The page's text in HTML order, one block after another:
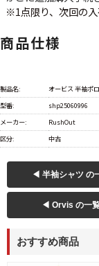
※1点限り、次回の
商品仕様
製品名:
オービス 半袖ポ
型番:
shp25060996
メーカー:
RushOut
区分:
中古
◀ 半袖シャツ の
◀ Orvis の一
おすすめ商品